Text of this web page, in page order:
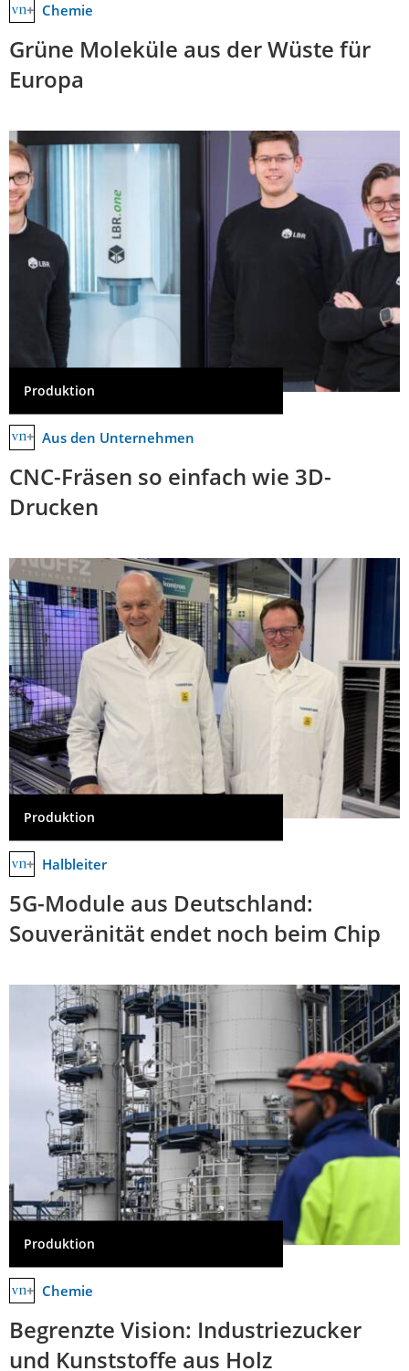
Chemie
Grüne Moleküle aus der Wüste für
Europa
Produktion
Aus den Unternehmen
CNC-Fräsen so einfach wie 3D-
Drucken
Produktion
Halbleiter
5G-Module aus Deutschland:
Souveränität endet noch beim Chip
Produktion
Chemie
Begrenzte Vision: Industriezucker
und Kunststoffe aus Holz